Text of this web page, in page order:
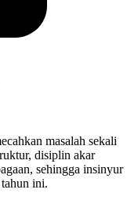
masalah sekali
disiplin akar
sehingga insinyur
ini.